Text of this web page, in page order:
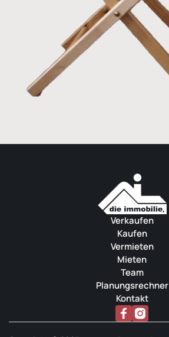
Verkaufen
Kaufen
Vermieten
Mieten
Team
Planungsrechner
Kontakt